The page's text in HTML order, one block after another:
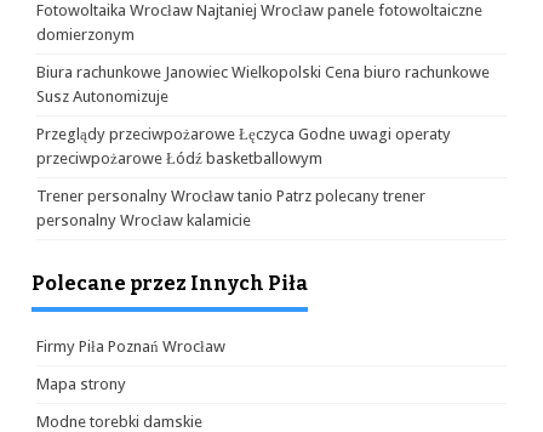
Fotowoltaika Wrocław Najtaniej Wrocław panele fotowoltaiczne
domierzonym
Biura rachunkowe Janowiec Wielkopolski Cena biuro rachunkowe
Susz Autonomizuje
Przeglądy przeciwpożarowe Łęczyca Godne uwagi operaty
przeciwpożarowe Łódź basketballowym
Trener personalny Wrocław tanio Patrz polecany trener
personalny Wrocław kalamicie
Polecane przez Innych Piła
Firmy Piła Poznań Wrocław
Mapa strony
Modne torebki damskie